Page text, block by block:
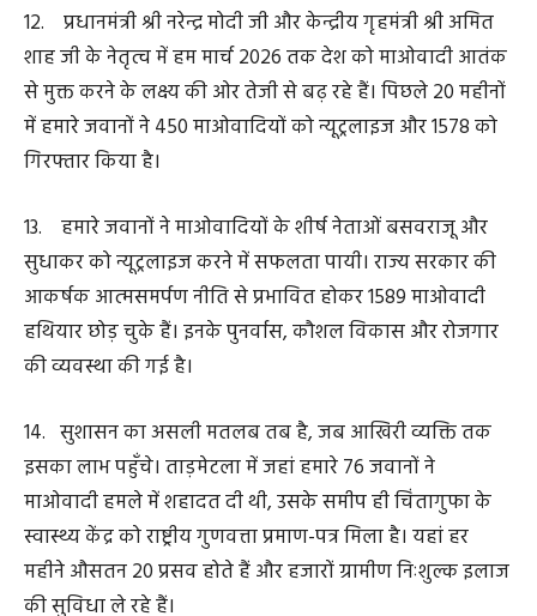
सरकार बनने के तीन महीने के भीतर हमने महतारी वंदन योजना
शुरू की। प्रदेश में 70 लाख महिलाओं को हर महीने एक-एक हजार
रूपए की आर्थिक सहायता दी जा रही है। इस योजना से महिलाएं
आत्मनिर्भरता की राह पर कदम बढ़ा रही हैं।
हजार 728 करोड़ रूपए की राशि दी जा चुकी है। रायगढ़ जिले से
हमने महिला समूहों को रेडी टू ईट फूड निर्माण का काम सौंपा है और
इसका विस्तार जल्द ही हम अन्य जिलों में करेंगे।
20. राज्य के किसान भाइयों का कल्याण हमारी सर्वाेच्च
किसानों को धान का सबसे ज्यादा मूल्य मिल रहा है। हमने पिछले
खरीफ सीजन में 149 लाख मीट्रिक टन धान की रिकॉर्ड खरीदी की
है।
21. राज्य में फसल विविधता को बढ़ावा देने के लिए हमारी
सरकार नेकृषक उन्नति योजना के दायरे का विस्तार किया है। धान